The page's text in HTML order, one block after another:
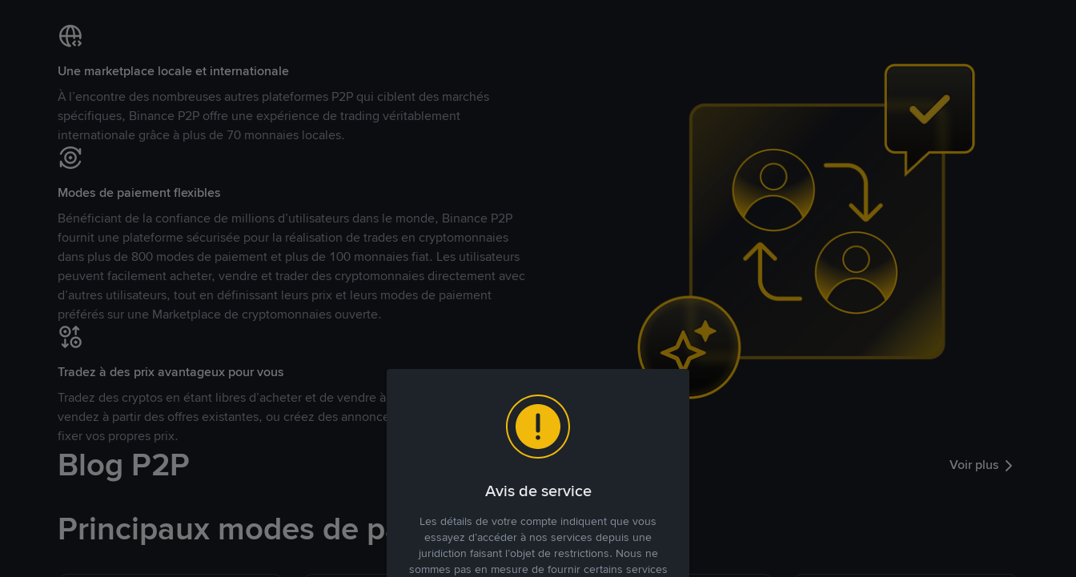
Une marketplace locale et internationale
À l’encontre des nombreuses autres plateformes P2P qui ciblent des marchés
spécifiques, Binance P2P offre une expérience de trading véritablement
internationale grâce à plus de 70 monnaies locales.
Modes de paiement flexibles
Bénéficiant de la confiance de millions d’utilisateurs dans le monde, Binance P2P
fournit une plateforme sécurisée pour la réalisation de trades en cryptomonnaies
dans plus de 800 modes de paiement et plus de 100 monnaies fiat. Les utilisateurs
peuvent facilement acheter, vendre et trader des cryptomonnaies directement avec
d’autres utilisateurs, tout en définissant leurs prix et leurs modes de paiement
préférés sur une Marketplace de cryptomonnaies ouverte.
Tradez à des prix avantageux pour vous
Tradez des cryptos en étant libres d’acheter et de vendre à votre prix. Achetez ou
vendez à partir des offres existantes, ou créez des annonces commerciales pour
fixer vos propres prix.
Blog P2P Voir plus
Principaux modes de paiement
Avis de service
Les détails de votre compte indiquent que vous
essayez d’accéder à nos services depuis une
juridiction faisant l’objet de restrictions. Nous ne
sommes pas en mesure de fournir certains services